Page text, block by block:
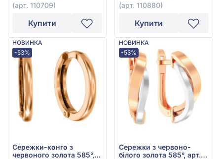
(арт. 110709)
Купити
(арт. 110880)
Купити
НОВИНКА
-53%
Сережки-конго з
червоного золота 585°,
НОВИНКА
-53%
Сережки з червоно-
білого золота 585°, арт.